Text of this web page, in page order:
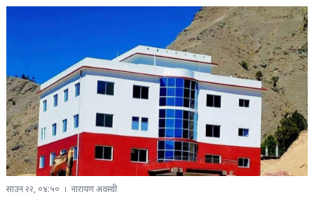
साउन २२, ०४:५० नारायण अवस्थी